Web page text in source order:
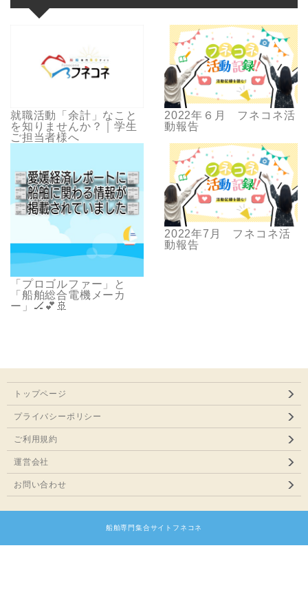
就職活動「余計」なこと
を知りませんか？｜学生
ご担当者様へ
2022年６月 フネコネ活
動報告
「プロゴルファー」と
「船舶総合電機メーカ
ー」🏒💕🚢
2022年7月 フネコネ活
動報告
トップページ
プライバシーポリシー
ご利用規約
運営会社
お問い合わせ
船舶専門集合サイトフネコネ